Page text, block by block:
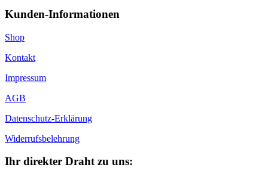
Kunden-Informationen
Shop
Kontakt
Impressum
AGB
Datenschutz-Erklärung
Widerrufsbelehrung
Ihr direkter Draht zu uns: